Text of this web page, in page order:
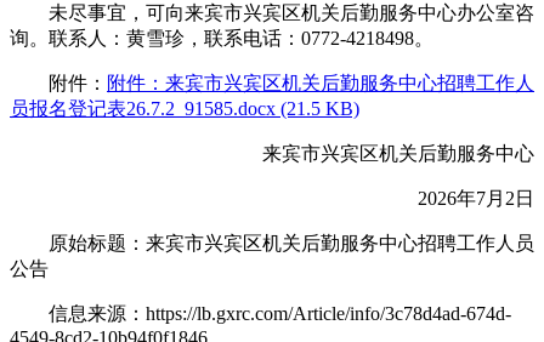
未尽事宜，可向来宾市兴宾区机关后勤服务中心办公室咨
询。联系人：黄雪珍，联系电话：0772-4218498。
附件： 附件：来宾市兴宾区机关后勤服务中心招聘工作人
员报名登记表26.7.2_91585.docx (21.5 KB)
来宾市兴宾区机关后勤服务中心
2026年7月2日
原始标题：来宾市兴宾区机关后勤服务中心招聘工作人员
公告
信息来源：https://lb.gxrc.com/Article/info/3c78d4ad-674d-
4549-8cd2-10b94f0f1846